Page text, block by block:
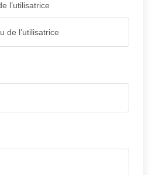
l’utilisatrice